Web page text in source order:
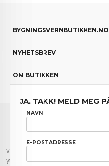
BYGNINGSVERNBUTIKKEN.NO
NYHETSBREV
OM BUTIKKEN
FRAKT
Vår nettbutikk bruker cookies slik at
yte deg bedre service. Vi bruker
JA, TAKK! MELD MEG
NAVN
E-POSTADRESSE